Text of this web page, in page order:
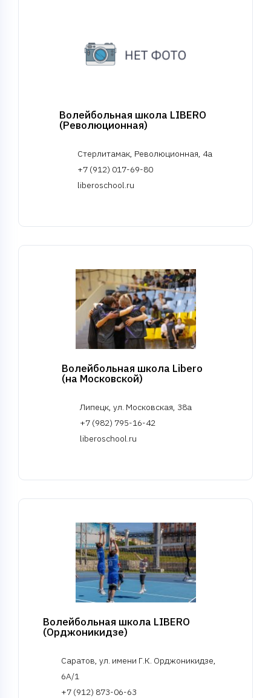
Волейбольная школа LIBERO
(Революционная)
Стерлитамак, Революционная, 4а
+7 (912) 017-69-80
liberoschool.ru
Волейбольная школа Libero
(на Московской)
Липецк, ул. Московская, 38а
+7 (982) 795-16-42
liberoschool.ru
Волейбольная школа LIBERO
(Орджоникидзе)
Саратов, ул. имени Г.К. Орджоникидзе,
6А/1
+7 (912) 873-06-63